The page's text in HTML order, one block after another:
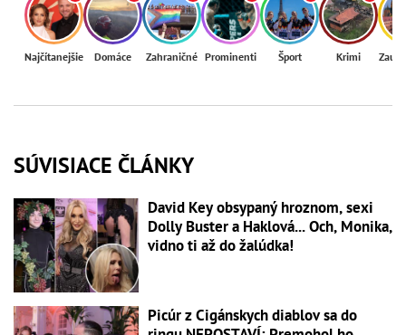
Najčítanejšie Domáce Zahraničné Prominenti Šport Krimi
SÚVISIACE ČLÁNKY
David Key obsypaný hroznom, sexi
Dolly Buster a Haklová... Och, Monika,
vidno ti až do žalúdka!
Picúr z Cigánskych diablov sa do